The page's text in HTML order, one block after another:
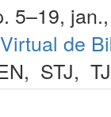
5–19,
de
, STJ,